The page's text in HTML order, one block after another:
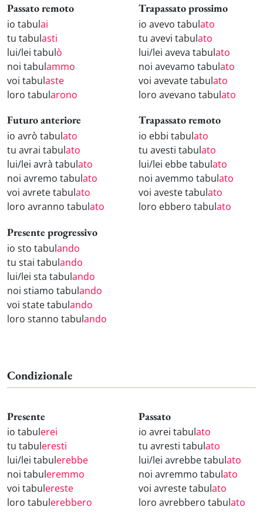
Passato remoto
io tabulai
tu tabulasti
lui/lei tabulò
noi tabulammo
voi tabulaste
loro tabularono
Trapassato prossimo
io avevo tabulato
tu avevi tabulato
lui/lei aveva tabulato
noi avevamo tabulato
voi avevate tabulato
loro avevano tabulato
Futuro anteriore
io avrò tabulato
tu avrai tabulato
lui/lei avrà tabulato
noi avremo tabulato
voi avrete tabulato
loro avranno tabulato
Trapassato remoto
io ebbi tabulato
tu avesti tabulato
lui/lei ebbe tabulato
noi avemmo tabulato
voi aveste tabulato
loro ebbero tabulato
Presente progressivo
io sto tabulando
tu stai tabulando
lui/lei sta tabulando
noi stiamo tabulando
voi state tabulando
loro stanno tabulando
Condizionale
Presente
io tabulerei
tu tabuleresti
lui/lei tabulerebbe
noi tabuleremmo
voi tabulereste
loro tabulerebbero
Passato
io avrei tabulato
tu avresti tabulato
lui/lei avrebbe tabulato
noi avremmo tabulato
voi avreste tabulato
loro avrebbero tabulato